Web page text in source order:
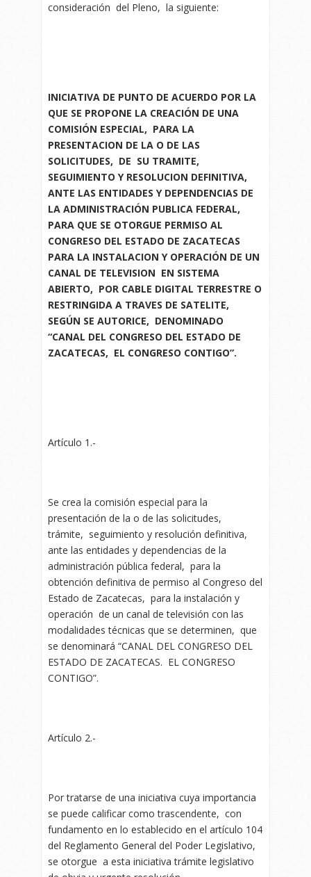
consideración del Pleno, la siguiente:
INICIATIVA DE PUNTO DE ACUERDO POR LA
QUE SE PROPONE LA CREACIÓN DE UNA
COMISIÓN ESPECIAL, PARA LA
PRESENTACION DE LA O DE LAS
SOLICITUDES, DE SU TRAMITE,
SEGUIMIENTO Y RESOLUCION DEFINITIVA,
ANTE LAS ENTIDADES Y DEPENDENCIAS DE
LA ADMINISTRACIÓN PUBLICA FEDERAL,
PARA QUE SE OTORGUE PERMISO AL
CONGRESO DEL ESTADO DE ZACATECAS
PARA LA INSTALACION Y OPERACIÓN DE UN
CANAL DE TELEVISION EN SISTEMA
ABIERTO, POR CABLE DIGITAL TERRESTRE O
RESTRINGIDA A TRAVES DE SATELITE,
SEGÚN SE AUTORICE, DENOMINADO
“CANAL DEL CONGRESO DEL ESTADO DE
ZACATECAS, EL CONGRESO CONTIGO”.
Artículo 1.-
Se crea la comisión especial para la
presentación de la o de las solicitudes,
trámite, seguimiento y resolución definitiva,
ante las entidades y dependencias de la
administración pública federal, para la
obtención definitiva de permiso al Congreso del
Estado de Zacatecas, para la instalación y
operación de un canal de televisión con las
modalidades técnicas que se determinen, que
se denominará “CANAL DEL CONGRESO DEL
ESTADO DE ZACATECAS. EL CONGRESO
CONTIGO”.
Artículo 2.-
Por tratarse de una iniciativa cuya importancia
se puede calificar como trascendente, con
fundamento en lo establecido en el artículo 104
del Reglamento General del Poder Legislativo,
se otorgue a esta iniciativa trámite legislativo